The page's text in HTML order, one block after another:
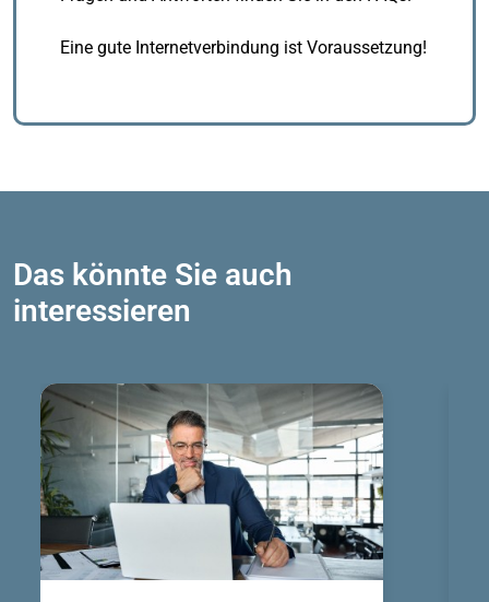
Eine gute Internetverbindung ist Voraussetzung!
Das könnte Sie auch
interessieren